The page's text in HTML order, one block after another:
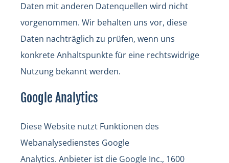
Daten mit anderen Datenquellen wird nicht
vorgenommen. Wir behalten uns vor, diese
Daten nachträglich zu prüfen, wenn uns
konkrete Anhaltspunkte für eine rechtswidrige
Nutzung bekannt werden.
Google Analytics
Diese Website nutzt Funktionen des
Webanalysedienstes Google
Analytics. Anbieter ist die Google Inc., 1600